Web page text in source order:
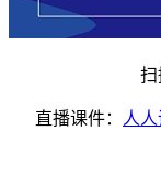
扫
直播课件： 人